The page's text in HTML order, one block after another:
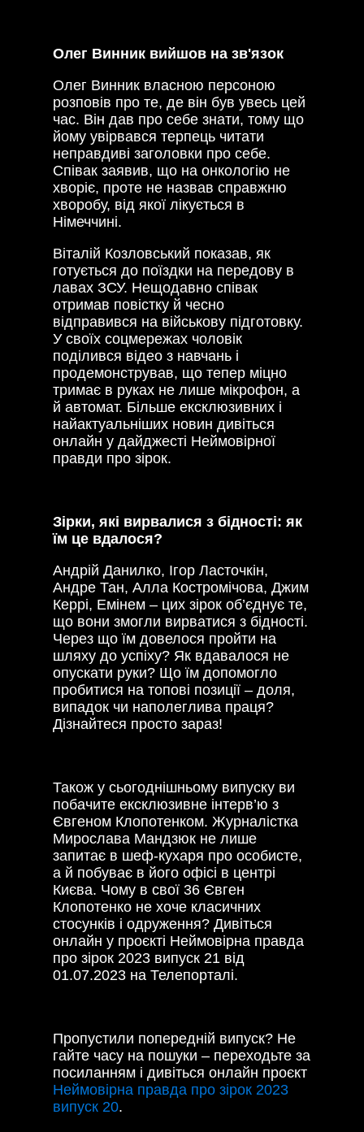
Олег Винник вийшов на зв'язок
Олег Винник власною персоною
розповів про те, де він був увесь цей
час. Він дав про себе знати, тому що
йому увірвався терпець читати
неправдиві заголовки про себе.
Співак заявив, що на онкологію не
хворіє, проте не назвав справжню
хворобу, від якої лікується в
Німеччині.
Віталій Козловський показав, як
готується до поїздки на передову в
лавах ЗСУ. Нещодавно співак
отримав повістку й чесно
відправився на військову підготовку.
У своїх соцмережах чоловік
поділився відео з навчань і
продемонстрував, що тепер міцно
тримає в руках не лише мікрофон, а
й автомат. Більше ексклюзивних і
найактуальніших новин дивіться
онлайн у дайджесті Неймовірної
правди про зірок.
Зірки, які вирвалися з бідності: як
їм це вдалося?
Андрій Данилко, Ігор Ласточкін,
Андре Тан, Алла Костромічова, Джим
Керрі, Емінем – цих зірок об’єднує те,
що вони змогли вирватися з бідності.
Через що їм довелося пройти на
шляху до успіху? Як вдавалося не
опускати руки? Що їм допомогло
пробитися на топові позиції – доля,
випадок чи наполеглива праця?
Дізнайтеся просто зараз!
Також у сьогоднішньому випуску ви
побачите ексклюзивне інтерв’ю з
Євгеном Клопотенком. Журналістка
Мирослава Мандзюк не лише
запитає в шеф-кухаря про особисте,
а й побуває в його офісі в центрі
Києва. Чому в свої 36 Євген
Клопотенко не хоче класичних
стосунків і одруження? Дивіться
онлайн у проєкті Неймовірна правда
про зірок 2023 випуск 21 від
01.07.2023 на Телепорталі.
Пропустили попередній випуск? Не
гайте часу на пошуки – переходьте за
посиланням і дивіться онлайн проєкт
Неймовірна правда про зірок 2023
випуск 20.